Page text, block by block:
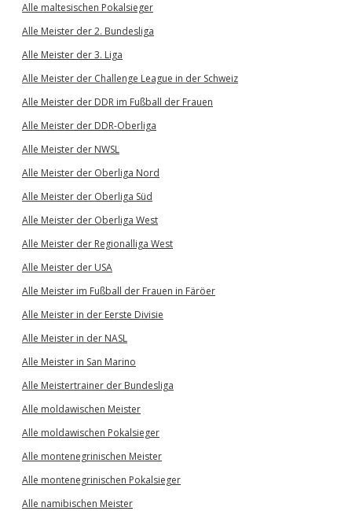
Alle maltesischen Pokalsieger
Alle Meister der 2. Bundesliga
Alle Meister der 3. Liga
Alle Meister der Challenge League in der Schweiz
Alle Meister der DDR im Fußball der Frauen
Alle Meister der DDR-Oberliga
Alle Meister der NWSL
Alle Meister der Oberliga Nord
Alle Meister der Oberliga Süd
Alle Meister der Oberliga West
Alle Meister der Regionalliga West
Alle Meister der USA
Alle Meister im Fußball der Frauen in Färöer
Alle Meister in der Eerste Divisie
Alle Meister in der NASL
Alle Meister in San Marino
Alle Meistertrainer der Bundesliga
Alle moldawischen Meister
Alle moldawischen Pokalsieger
Alle montenegrinischen Meister
Alle montenegrinischen Pokalsieger
Alle namibischen Meister